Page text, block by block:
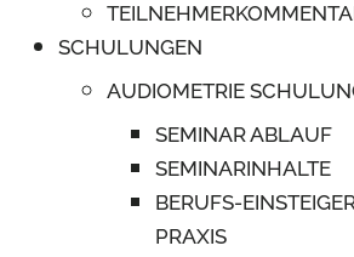
SCHULUNGEN
AUDIOMETRIE
SEMINAR ABLAUF
SEMINARINHALTE
BERUFS-
PRAXIS